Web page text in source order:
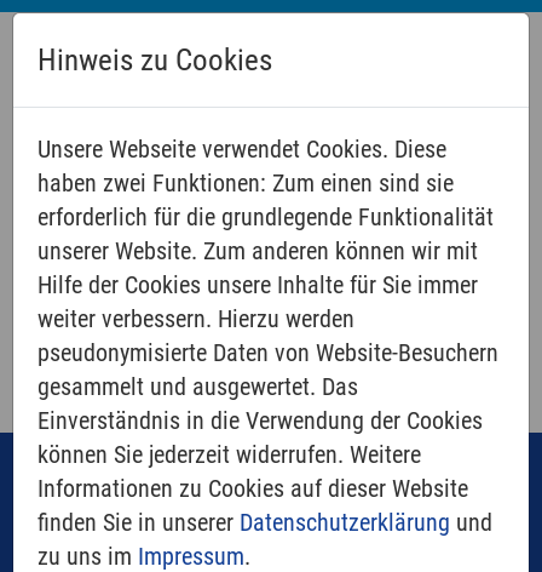
TERMINE
Navigation
Kirche - Über uns
Aus der Gemeinde
Hinweis zu Cookies
Unsere Webseite verwendet Cookies. Diese
haben zwei Funktionen: Zum einen sind sie
erforderlich für die grundlegende Funktionalität
unserer Website. Zum anderen können wir mit
Hilfe der Cookies unsere Inhalte für Sie immer
weiter verbessern. Hierzu werden
pseudonymisierte Daten von Website-Besuchern
gesammelt und ausgewertet. Das
Einverständnis in die Verwendung der Cookies
können Sie jederzeit widerrufen. Weitere
Informationen zu Cookies auf dieser Website
finden Sie in unserer Datenschutzerklärung und
zu uns im Impressum.